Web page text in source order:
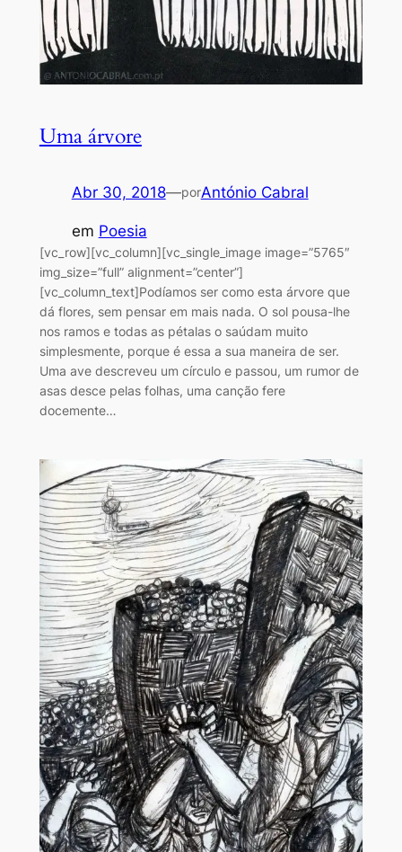
Uma árvore
Abr 30, 2018—porAntónio Cabral
em Poesia
[vc_row][vc_column][vc_single_image image=”5765″
img_size=”full” alignment=”center”]
[vc_column_text]Podíamos ser como esta árvore que
dá flores, sem pensar em mais nada. O sol pousa-lhe
nos ramos e todas as pétalas o saúdam muito
simplesmente, porque é essa a sua maneira de ser.
Uma ave descreveu um círculo e passou, um rumor de
asas desce pelas folhas, uma canção fere
docemente…